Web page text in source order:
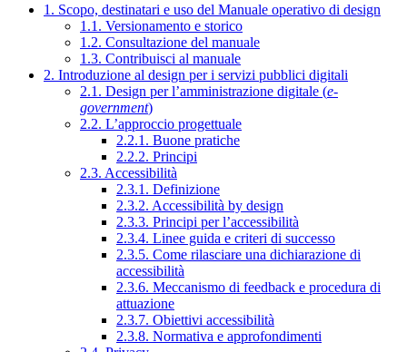
1. Scopo, destinatari e uso del Manuale operativo di design
1.1. Versionamento e storico
1.2. Consultazione del manuale
1.3. Contribuisci al manuale
2. Introduzione al design per i servizi pubblici digitali
2.1. Design per l’amministrazione digitale (e-
government)
2.2. L’approccio progettuale
2.2.1. Buone pratiche
2.2.2. Principi
2.3. Accessibilità
2.3.1. Definizione
2.3.2. Accessibilità by design
2.3.3. Principi per l’accessibilità
2.3.4. Linee guida e criteri di successo
2.3.5. Come rilasciare una dichiarazione di
accessibilità
2.3.6. Meccanismo di feedback e procedura di
attuazione
2.3.7. Obiettivi accessibilità
2.3.8. Normativa e approfondimenti